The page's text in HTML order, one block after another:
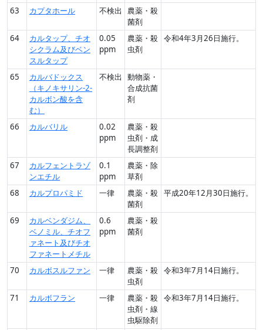
63 カプタホール 不検出
農薬・殺
菌剤
64
カルタップ、チオ
シクラム及びベン
スルタップ
0.05
ppm
農薬・殺
虫剤
令和4年3月26日施行。
65
カルバドックス
（キノキサリン-2-
カルボン酸を含
む）
不検出
動物薬・
合成抗菌
剤
66 カルバリル
0.02
ppm
農薬・殺
虫剤・成
長調整剤
67
カルフェントラゾ
ンエチル
0.1
ppm
農薬・除
草剤
68
カルプロパミド 一律
農薬・殺
菌剤
平成20年12月30日施行。
69
カルベンダジム、
ベノミル、チオフ
ァネート及びチオ
ファネートメチル
0.6
ppm
農薬・殺
菌剤
70 カルボスルファン 一律
農薬・殺
虫剤
令和3年7月14日施行。
71 カルボフラン 一律
農薬・殺
虫剤・線
虫駆除剤
令和3年7月14日施行。